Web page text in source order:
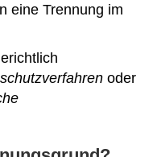
eine Trennung im
oder